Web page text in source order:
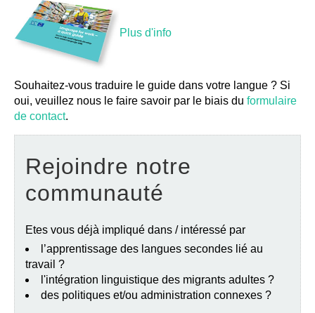
Plus d'info
Souhaitez-vous traduire le guide dans votre langue ? Si
oui, veuillez nous le faire savoir par le biais du formulaire
de contact.
Rejoindre notre
communauté
Etes vous déjà impliqué dans / intéressé par
l’apprentissage des langues secondes lié au
travail ?
l'intégration linguistique des migrants adultes ?
des politiques et/ou administration connexes ?